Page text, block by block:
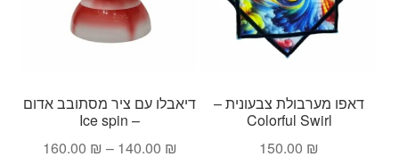
דאפו מערבולת צבעונית –
Colorful Swirl
150.00 ₪
דיאבלו עם ציר מסתובב אדום
– Ice spin
140.00 ₪
–
160.00 ₪